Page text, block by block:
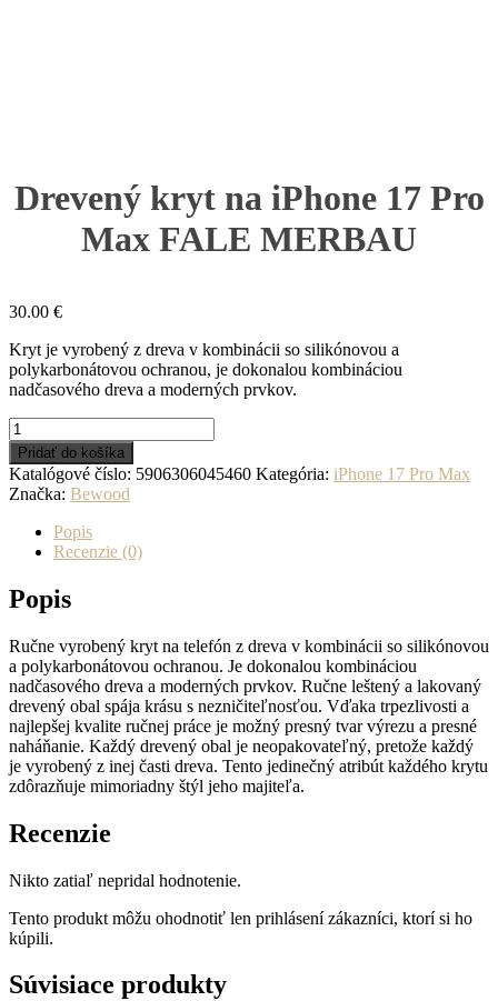
Drevený kryt na iPhone 17 Pro
Max FALE MERBAU
30.00 €
Kryt je vyrobený z dreva v kombinácii so silikónovou a
polykarbonátovou ochranou, je dokonalou kombináciou
nadčasového dreva a moderných prvkov.
množstvo
Drevený
kryt
na
iPhone
FALE
MERBAU
Pridať do košíka
Katalógové číslo: 5906306045460 Kategória: iPhone 17 Pro Max
Značka: Bewood
Popis
Recenzie (0)
Popis
Ručne vyrobený kryt na telefón z dreva v kombinácii so silikónovou
a polykarbonátovou ochranou. Je dokonalou kombináciou
nadčasového dreva a moderných prvkov. Ručne leštený a lakovaný
drevený obal spája krásu s nezničiteľnosťou. Vďaka trpezlivosti a
najlepšej kvalite ručnej práce je možný presný tvar výrezu a presné
naháňanie. Každý drevený obal je neopakovateľný, pretože každý
je vyrobený z inej časti dreva. Tento jedinečný atribút každého krytu
zdôrazňuje mimoriadny štýl jeho majiteľa.
Recenzie
Nikto zatiaľ nepridal hodnotenie.
Tento produkt môžu ohodnotiť len prihlásení zákazníci, ktorí si ho
kúpili.
Súvisiace produkty